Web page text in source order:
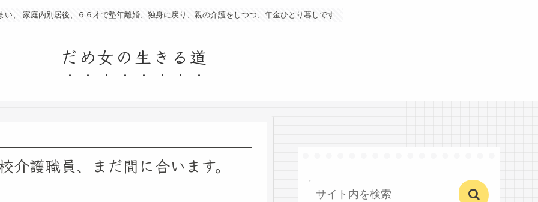
い、 家庭内別居後、６６才で塾年離婚、独身に戻り、親の介護をしつつ、年金ひとり暮しです
だめ女の生きる道
護職員、まだ間に合います。